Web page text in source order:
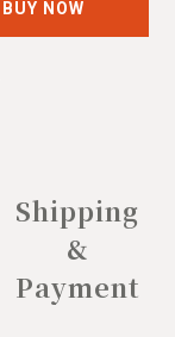
BUY NOW
Shipping
&
Payment